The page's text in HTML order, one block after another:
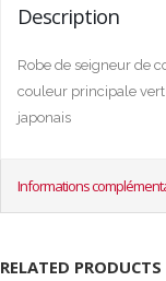
Description
Robe de seigneur de
couleur principale
japonais
Informations
RELATED PRODUCTS